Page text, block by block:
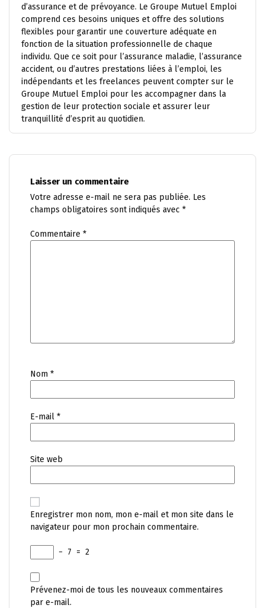
d’assurance et de prévoyance. Le Groupe Mutuel Emploi
comprend ces besoins uniques et offre des solutions
flexibles pour garantir une couverture adéquate en
fonction de la situation professionnelle de chaque
individu. Que ce soit pour l’assurance maladie, l’assurance
accident, ou d’autres prestations liées à l’emploi, les
indépendants et les freelances peuvent compter sur le
Groupe Mutuel Emploi pour les accompagner dans la
gestion de leur protection sociale et assurer leur
tranquillité d’esprit au quotidien.
Laisser un commentaire
Votre adresse e-mail ne sera pas publiée. Les
champs obligatoires sont indiqués avec *
Commentaire *
Nom *
E-mail *
Site web
Enregistrer mon nom, mon e-mail et mon site dans le
navigateur pour mon prochain commentaire.
− 7 = 2
Prévenez-moi de tous les nouveaux commentaires
par e-mail.